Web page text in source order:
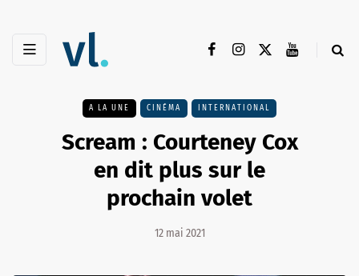
A LA UNE CINÉMA INTERNATIONAL
Scream : Courteney Cox
en dit plus sur le
prochain volet
12 mai 2021